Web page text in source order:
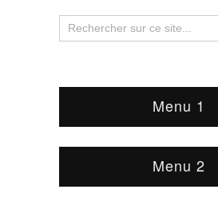
Menu 1
Menu 2